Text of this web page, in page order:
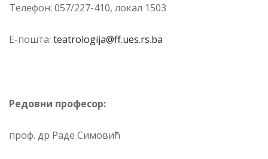
Те­ле­фон: 057/227-410, ло­ка­л 1503
Е-по­шта: teatrologija@ff.ues.rs.ba
Редовни професор:
проф. др Раде Симовић